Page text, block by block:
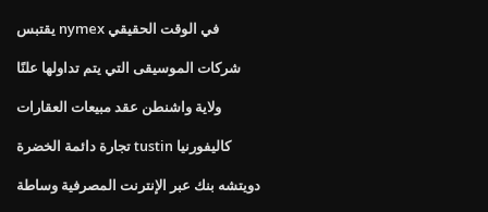
يقتبس nymex في الوقت الحقيقي
شركات الموسيقى التي يتم تداولها علنًا
ولاية واشنطن عقد مبيعات العقارات
تجارة دائمة الخضرة tustin كاليفورنيا
دويتشه بنك عبر الإنترنت المصرفية وساطة